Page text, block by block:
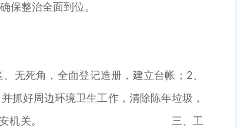
保整治全面到位。
无死角，全面登记造册，建立台帐；2、
抓好周边环境卫生工作，清除陈年垃圾，
律移交环保、公安机关。 三、工